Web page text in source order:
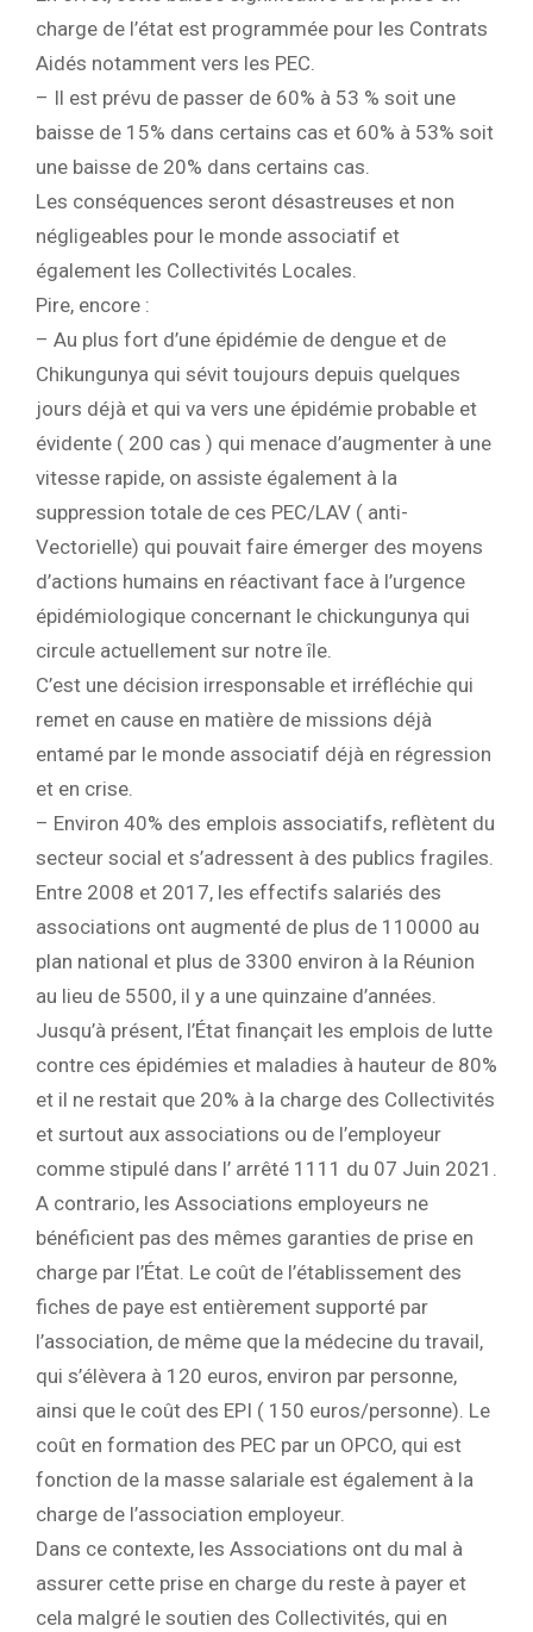
charge de l’état est programmée pour les Contrats
Aidés notamment vers les PEC.
– Il est prévu de passer de 60% à 53 % soit une
baisse de 15% dans certains cas et 60% à 53% soit
une baisse de 20% dans certains cas.
Les conséquences seront désastreuses et non
négligeables pour le monde associatif et
également les Collectivités Locales.
Pire, encore :
– Au plus fort d’une épidémie de dengue et de
Chikungunya qui sévit toujours depuis quelques
jours déjà et qui va vers une épidémie probable et
évidente ( 200 cas ) qui menace d’augmenter à une
vitesse rapide, on assiste également à la
suppression totale de ces PEC/LAV ( anti-
Vectorielle) qui pouvait faire émerger des moyens
d’actions humains en réactivant face à l’urgence
épidémiologique concernant le chickungunya qui
circule actuellement sur notre île.
C’est une décision irresponsable et irréfléchie qui
remet en cause en matière de missions déjà
entamé par le monde associatif déjà en régression
et en crise.
– Environ 40% des emplois associatifs, reflètent du
secteur social et s’adressent à des publics fragiles.
Entre 2008 et 2017, les effectifs salariés des
associations ont augmenté de plus de 110000 au
plan national et plus de 3300 environ à la Réunion
au lieu de 5500, il y a une quinzaine d’années.
Jusqu’à présent, l’État finançait les emplois de lutte
contre ces épidémies et maladies à hauteur de 80%
et il ne restait que 20% à la charge des Collectivités
et surtout aux associations ou de l’employeur
comme stipulé dans l’ arrêté 1111 du 07 Juin 2021.
A contrario, les Associations employeurs ne
bénéficient pas des mêmes garanties de prise en
charge par l’État. Le coût de l’établissement des
fiches de paye est entièrement supporté par
l’association, de même que la médecine du travail,
qui s’élèvera à 120 euros, environ par personne,
ainsi que le coût des EPI ( 150 euros/personne). Le
coût en formation des PEC par un OPCO, qui est
fonction de la masse salariale est également à la
charge de l’association employeur.
Dans ce contexte, les Associations ont du mal à
assurer cette prise en charge du reste à payer et
cela malgré le soutien des Collectivités, qui en